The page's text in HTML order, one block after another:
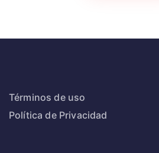
Términos de uso
Política de Privacidad